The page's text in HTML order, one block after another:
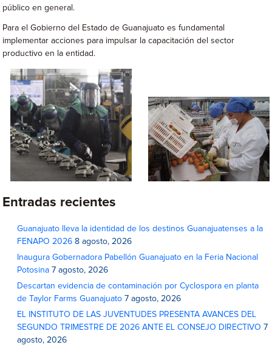
público en general.
Para el Gobierno del Estado de Guanajuato es fundamental
implementar acciones para impulsar la capacitación del sector
productivo en la entidad.
Entradas recientes
Guanajuato lleva la identidad de los destinos Guanajuatenses a la
FENAPO 2026 8 agosto, 2026
Inaugura Gobernadora Pabellón Guanajuato en la Feria Nacional
Potosina 7 agosto, 2026
Descartan evidencia de contaminación por Cyclospora en planta
de Taylor Farms Guanajuato 7 agosto, 2026
EL INSTITUTO DE LAS JUVENTUDES PRESENTA AVANCES DEL
SEGUNDO TRIMESTRE DE 2026 ANTE EL CONSEJO DIRECTIVO 7
agosto, 2026